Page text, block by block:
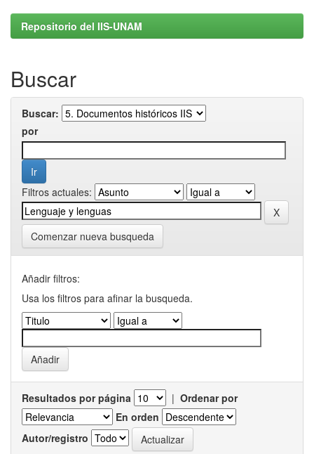
Repositorio del IIS-UNAM
Buscar
Buscar:
por
Filtros actuales:
Comenzar nueva busqueda
Añadir filtros:
Usa los filtros para afinar la busqueda.
Resultados por página | Ordenar por
En orden
Autor/registro